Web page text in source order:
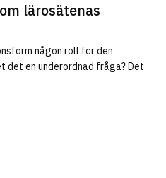
lärosätenas
någon roll för den
det en underordnad fråga? Det